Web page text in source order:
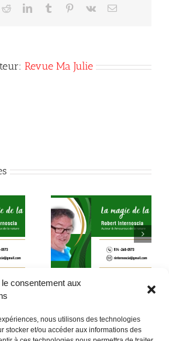
consentement aux
nous utilisons des technologies
stocker et/ou accéder aux informations des
RedditLinkedInTumblr Pinterest
Vk Courriel
Revue Ma Julie
intérieur
Rituels des chakras et
prévention énergétique
pour 2026